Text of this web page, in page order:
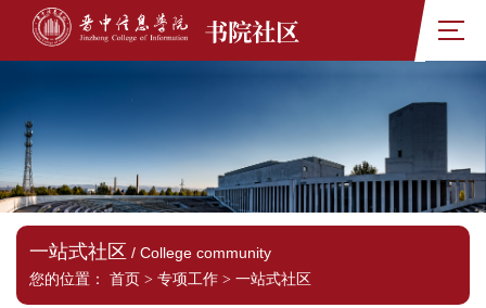
书院社区
一站式社区 / College community
您的位置：
首页 > 专项工作 > 一站式社区